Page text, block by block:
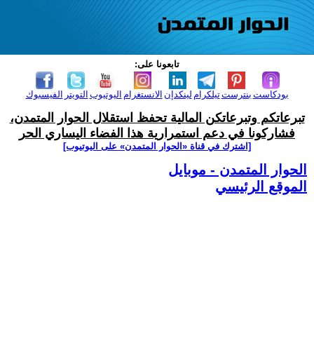
تابعونا على:
الفيسبوك التويتر اليوتيوب الانستغرام لينكدإن تيلكرامبنترست بودكاست
تبرعاتكم وتبرعاتكن المالية تحفظ استقلال الحوار المتمدن،
فشاركونا في دعم استمرارية هذا الفضاء اليساري الحر
[اشترك في قناة ‫«الحوار المتمدن» على اليوتيوب]
الحوار المتمدن - موبايل
الموقع الرئيسي